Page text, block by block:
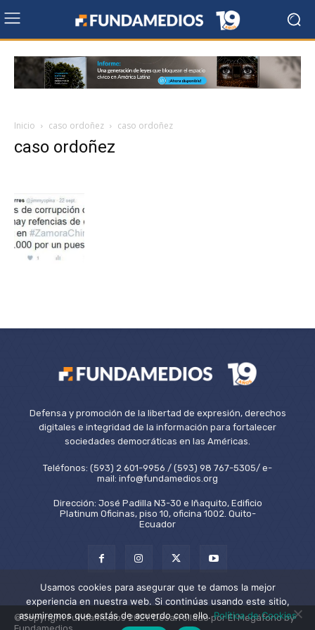
Inicio caso ordoñez caso ordoñez
caso ordoñez
Defensa y promoción de la libertad de expresión, derechos
digitales e integridad de la información para fortalecer
sociedades democráticas en las Américas.
Teléfonos: (593) 2 601-9956 / (593) 98 767-5305/ e-
mail: info@fundamedios.org
Dirección: José Padilla N3-30 e Iñaquito, Edificio
Platinum Oficinas, piso 10, oficina 1002. Quito-
Ecuador
©Copyright Fundamedios 2021. Desarrollado por El Megáfono by
Usamos cookies para asegurar que te damos la mejor
experiencia en nuestra web. Si continúas usando este sitio,
asumiremos que estás de acuerdo con ello.Política de Cookies